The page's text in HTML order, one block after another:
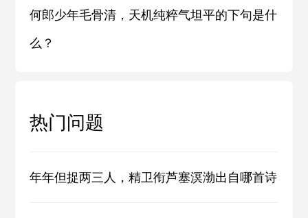
何郎少年毛骨清，天机纯粹气坦平的下句是什
么？
热门问题
年年但捉两三人，精卫衔芦塞溟渤出自哪首诗